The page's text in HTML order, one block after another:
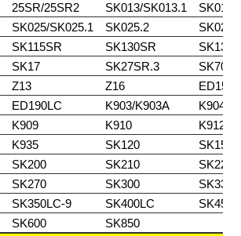
25SR/25SR2 SK013/SK013.1
SK025/SK025.1 SK025.2
SK115SR SK130SR
SK17 SK27SR.3
Z13 Z16
ED150
ED190LC K903/K903A
K904
K909 K910
K912
K935 SK120
SK200 SK210
SK220
SK270 SK300
SK330
SK350LC-9 SK400LC
SK450
SK600
SK850